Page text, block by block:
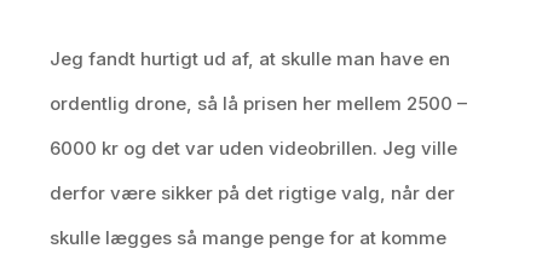
Jeg fandt hurtigt ud af, at skulle man have en
ordentlig drone, så lå prisen her mellem 2500 –
6000 kr og det var uden videobrillen. Jeg ville
derfor være sikker på det rigtige valg, når der
skulle lægges så mange penge for at komme